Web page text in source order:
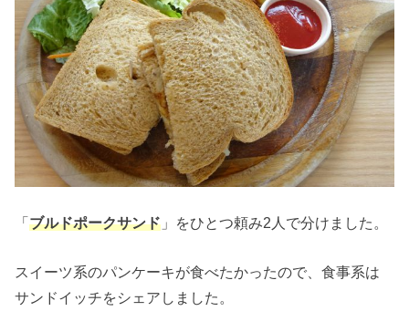
「ブルドポークサンド 」をひとつ頼み2人で分けました。
スイーツ系のパンケーキが食べたかったので、食事系は
サンドイッチをシェアしました。